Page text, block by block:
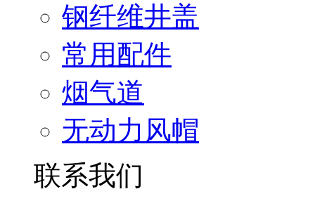
钢纤维井盖
常用配件
烟气道
无动力风帽
联系我们